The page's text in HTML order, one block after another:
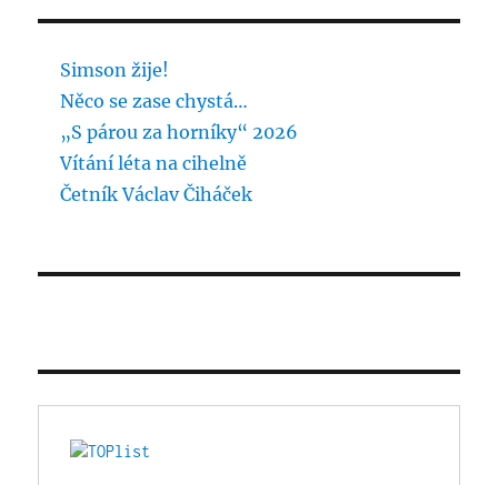
Simson žije!
Něco se zase chystá…
„S párou za horníky“ 2026
Vítání léta na cihelně
Četník Václav Čiháček